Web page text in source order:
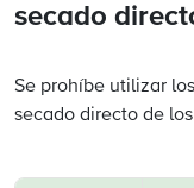
secado
Se prohíbe utilizar
secado directo de